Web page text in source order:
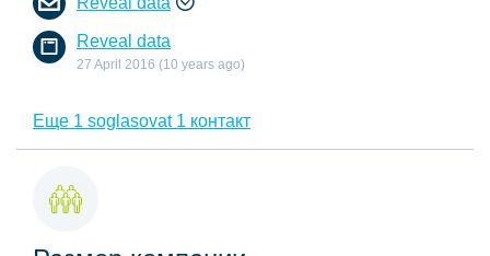
Reveal data
27 April 2016 (10 years ago)
Еще 1 soglasovat 1 контакт